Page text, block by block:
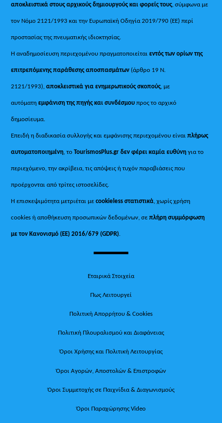
αποκλειστικά στους αρχικούς δημιουργούς και φορείς τους, σύμφωνα με
τον Νόμο 2121/1993 και την Ευρωπαϊκή Οδηγία 2019/790 (ΕΕ) περί
προστασίας της πνευματικής ιδιοκτησίας.
Η αναδημοσίευση περιεχομένου πραγματοποιείταιεντός των ορίων της
επιτρεπόμενης παράθεσης αποσπασμάτων (άρθρο 19 Ν.
2121/1993), αποκλειστικά για ενημερωτικούς σκοπούς, με
αυτόματηεμφάνιση της πηγής και συνδέσμου προς το αρχικό
δημοσίευμα.
Επειδή η διαδικασία συλλογής και εμφάνισης περιεχομένου είναιπλήρως
αυτοματοποιημένη, τοTourismosPlus.gr δεν φέρει καμία ευθύνη για το
περιεχόμενο, την ακρίβεια, τις απόψεις ή τυχόν παραβιάσεις που
προέρχονται από τρίτες ιστοσελίδες.
Η επισκεψιμότητα μετριέται μεcookieless στατιστικά, χωρίς χρήση
cookies ή αποθήκευση προσωπικών δεδομένων, σεπλήρη συμμόρφωση
με τον Κανονισμό (ΕΕ) 2016/679 (GDPR).
Εταιρικά Στοιχεία
Πως Λειτουργεί
Πολιτική Απορρήτου & Cookies
Πολιτική Πλουραλισμού και Διαφάνειας
Όροι Χρήσης και Πολιτική Λειτουργίας
Όροι Αγορών, Αποστολών & Επιστροφών
Όροι Συμμετοχής σε Παιχνίδια & Διαγωνισμούς
Όροι Παραχώρησης Video